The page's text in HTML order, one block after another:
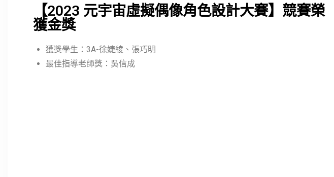
【2023 元宇宙虛擬偶像角色設計大賽】競賽榮
獲金獎
獲獎學生：3A-徐婕綾、張巧明
最佳指導老師獎：吳信成